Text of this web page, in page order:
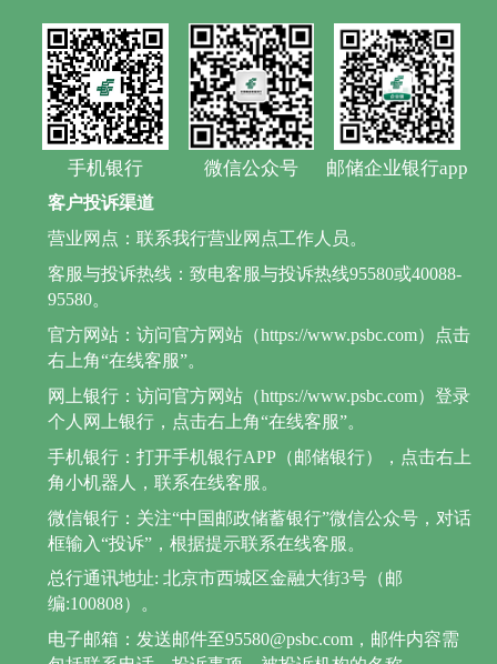
手机银行 微信公众号 邮储企业银行app
客户投诉渠道
营业网点：联系我行营业网点工作人员。
客服与投诉热线：致电客服与投诉热线95580或40088-
95580。
官方网站：访问官方网站（https://www.psbc.com）点击
右上角“在线客服”。
网上银行：访问官方网站（https://www.psbc.com）登录
个人网上银行，点击右上角“在线客服”。
手机银行：打开手机银行APP（邮储银行），点击右上
角小机器人，联系在线客服。
微信银行：关注“中国邮政储蓄银行”微信公众号，对话
框输入“投诉”，根据提示联系在线客服。
总行通讯地址: 北京市西城区金融大街3号（邮
编:100808）。
电子邮箱：发送邮件至95580@psbc.com，邮件内容需